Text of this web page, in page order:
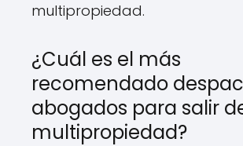
multipropiedad.
¿Cuál es el más
recomendado
abogados para salir
multipropiedad?